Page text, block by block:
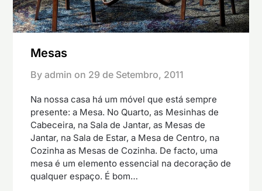
Mesas
By admin on 29 de Setembro, 2011
Na nossa casa há um móvel que está sempre
presente: a Mesa. No Quarto, as Mesinhas de
Cabeceira, na Sala de Jantar, as Mesas de
Jantar, na Sala de Estar, a Mesa de Centro, na
Cozinha as Mesas de Cozinha. De facto, uma
mesa é um elemento essencial na decoração de
qualquer espaço. É bom…